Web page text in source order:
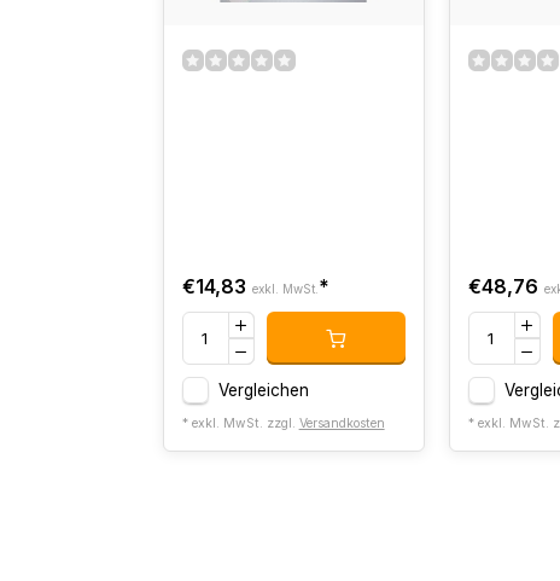
€14,83 exkl. MwSt. *
Vergleichen
* exkl. MwSt. zzgl. Versandkosten
€48,76
* exkl. MwSt.